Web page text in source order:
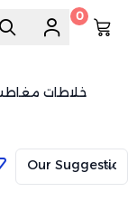
0
خلاطات